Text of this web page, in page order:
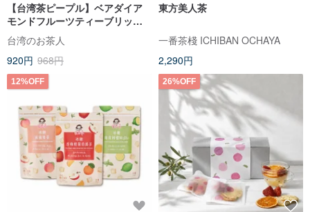
【台湾茶ピープル】ベアダイア
モンドフルーツティーブリック|
マンゴードラゴンフルーツ
20GX7
台湾のお茶人
920円 968円
東方美人茶
一番茶棧 ICHIBAN OCHAYA
2,290円
12%OFF 26%OFF